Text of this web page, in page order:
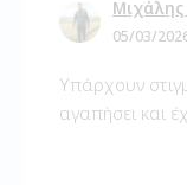
05/03/
Υπάρχουν
αγαπήσει και